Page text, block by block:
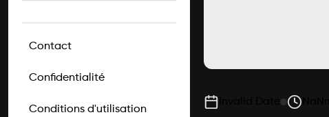
Contact
Confidentialité
Conditions d'utilisation